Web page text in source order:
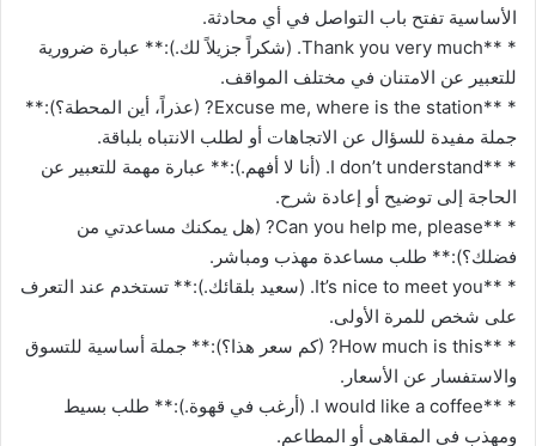
الأساسية تفتح باب التواصل في أي محادثة.
* **Thank you very much. (شكراً جزيلاً لك.):** عبارة ضرورية
للتعبير عن الامتنان في مختلف المواقف.
* **Excuse me, where is the station? (عذراً، أين المحطة؟):**
جملة مفيدة للسؤال عن الاتجاهات أو لطلب الانتباه بلباقة.
* **I don’t understand. (أنا لا أفهم.):** عبارة مهمة للتعبير عن
الحاجة إلى توضيح أو إعادة شرح.
* **Can you help me, please? (هل يمكنك مساعدتي من
فضلك؟):** طلب مساعدة مهذب ومباشر.
* **It’s nice to meet you. (سعيد بلقائك.):** تستخدم عند التعرف
على شخص للمرة الأولى.
* **How much is this? (كم سعر هذا؟):** جملة أساسية للتسوق
والاستفسار عن الأسعار.
* **I would like a coffee. (أرغب في قهوة.):** طلب بسيط
ومهذب في المقاهي أو المطاعم.